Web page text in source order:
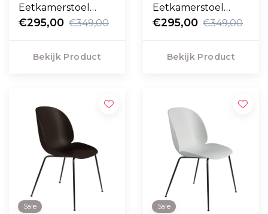
Eetkamerstoel
alabaster white,
€295,00 €349,00
Bekijk Product
Eetkamerstoel
amber brown,
€295,00 €349,00
Bekijk Product
Sale Sale